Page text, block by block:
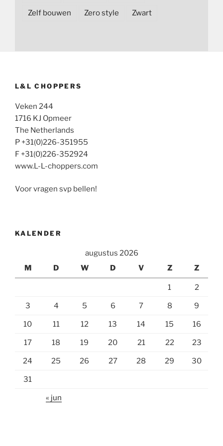
Zelf bouwen Zero style Zwart
L&L CHOPPERS
Veken 244
1716 KJ Opmeer
The Netherlands
P +31(0)226-351955
F +31(0)226-352924
www.L-L-choppers.com
Voor vragen svp bellen!
KALENDER
augustus 2026
M
D W D V Z Z
1 2
3 4 5 6 7 8 9
10 11 12 13 14 15 16
17 18 19 20 21 22 23
24 25 26 27 28 29 30
31
« jun